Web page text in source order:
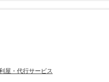
屋・代行サービス